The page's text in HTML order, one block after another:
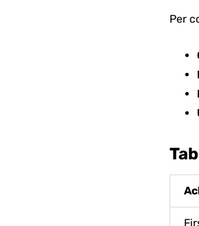
Per